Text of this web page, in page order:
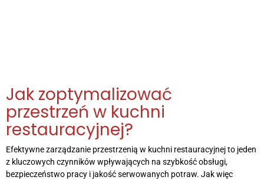
Jak zoptymalizować
przestrzeń w kuchni
restauracyjnej?
Efektywne zarządzanie przestrzenią w kuchni restauracyjnej to jeden
z kluczowych czynników wpływających na szybkość obsługi,
bezpieczeństwo pracy i jakość serwowanych potraw. Jak więc